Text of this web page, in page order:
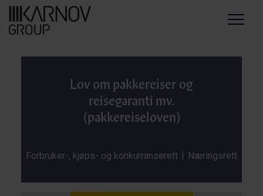
Menu
Lov om pakkereiser og
reisegaranti mv.
(pakkereiseloven)
|